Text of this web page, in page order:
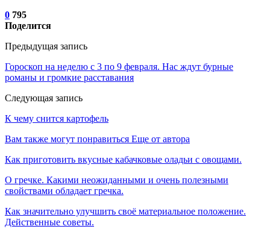
0 795
Поделится
Предыдущая запись
Гороскоп на неделю с 3 по 9 февраля. Нас ждут бурные
романы и громкие расставания
Следующая запись
К чему снится картофель
Вам также могут понравиться Еще от автора
Как приготовить вкусные кабачковые оладьи с овощами.
О гречке. Какими неожиданными и очень полезными
свойствами обладает гречка.
Как значительно улучшить своё материальное положение.
Действенные советы.